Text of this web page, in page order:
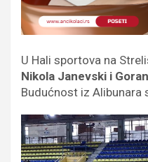
U Hali sportova na
Nikola Janevski i
Budućnost iz Alibunara